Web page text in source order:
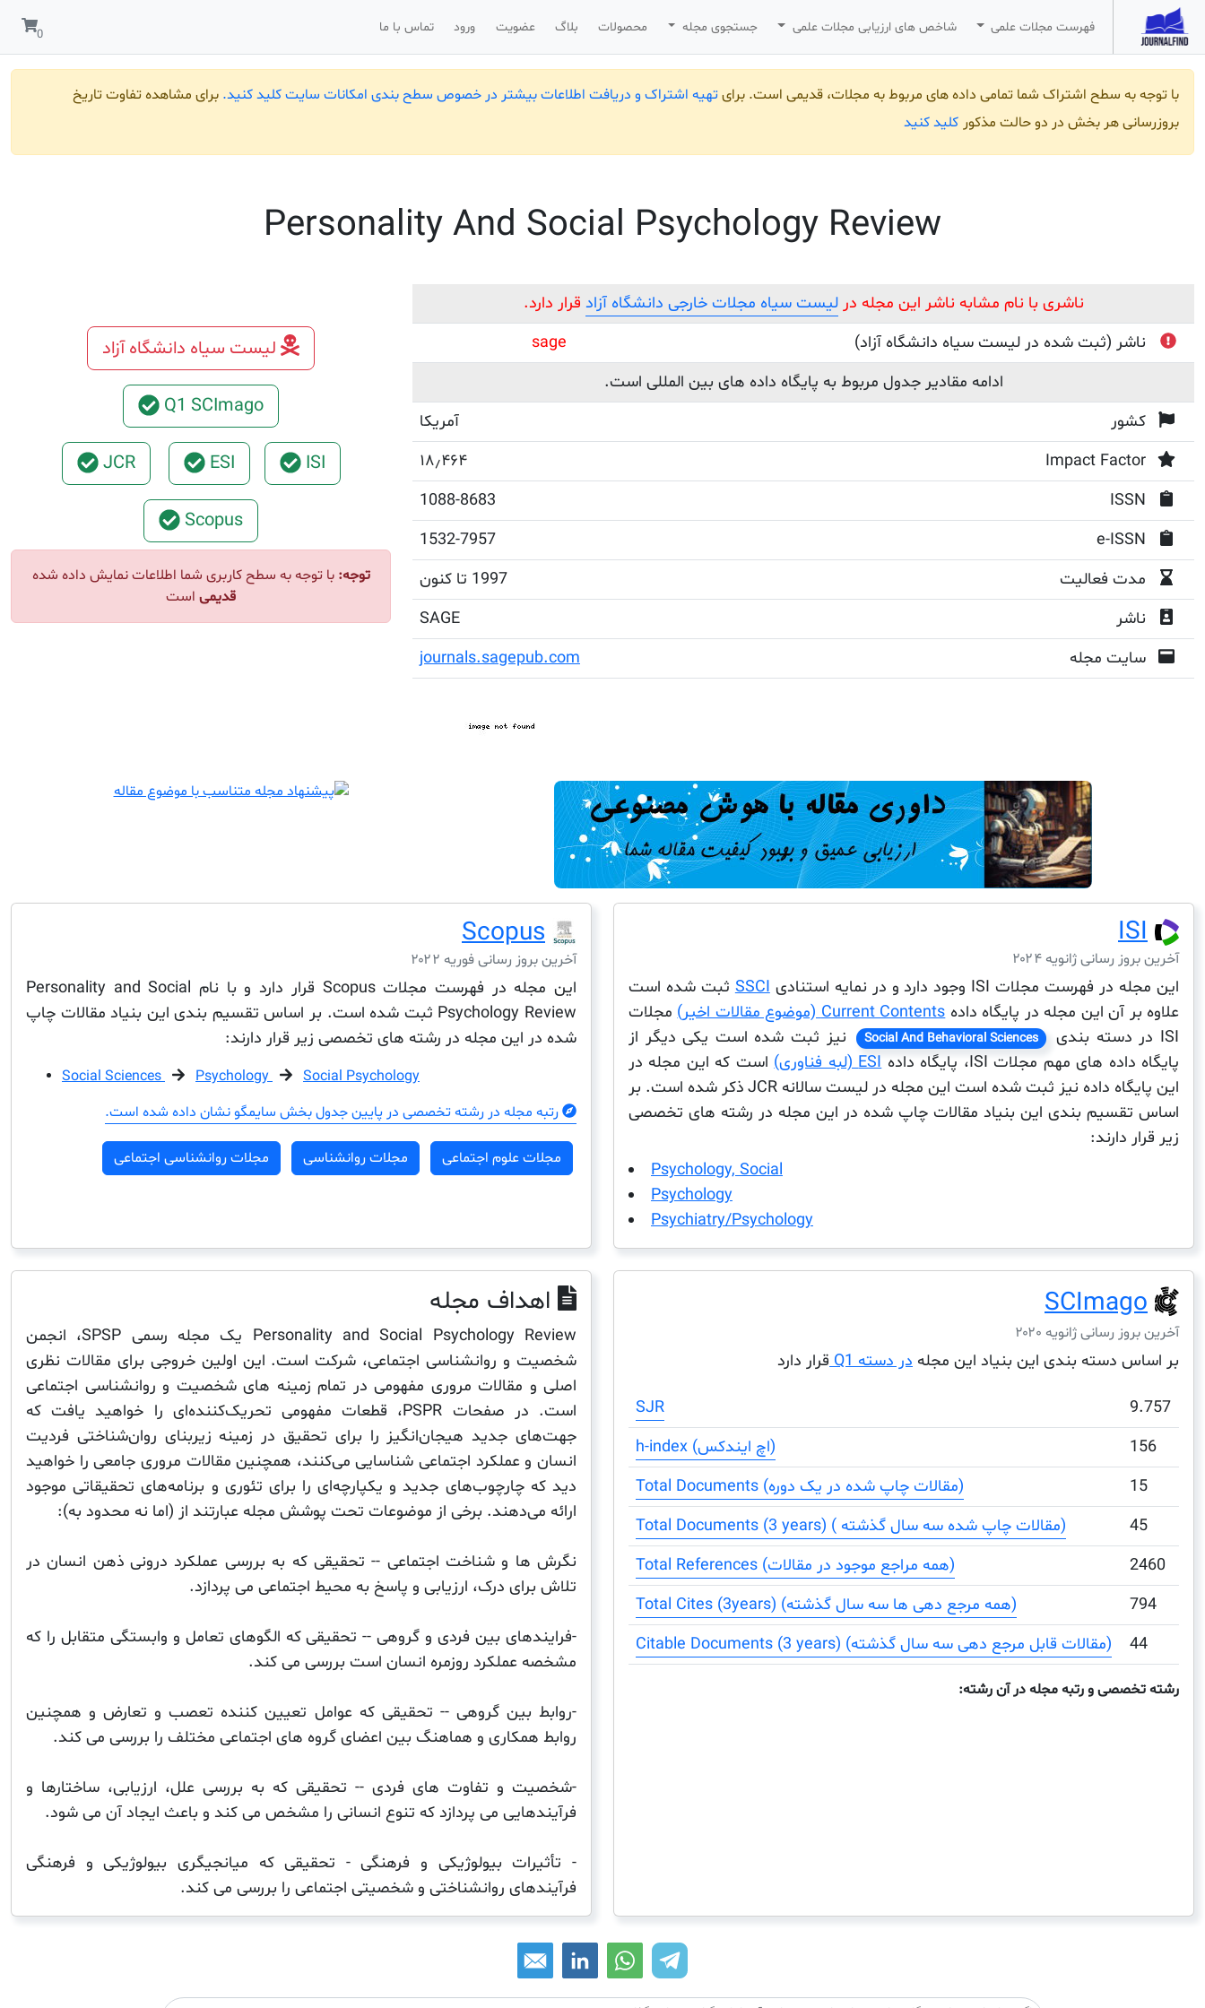
فهرست مجلات علمی شاخص های ارزیابی مجلات علمی جستجوی مجله محصولات بلاگ عضویت ورود تماس با ما
با توجه به سطح اشتراک شما تمامی داده های مربوط به مجلات، قدیمی است. برایتهیه اشتراک و دریافت اطلاعات بیشتر در خصوص سطح بندی امکانات سایت کلید کنید. برای مشاهده تفاوت تاریخ
بروزرسانی هر بخش در دو حالت مذکور کلید کنید
Personality And Social Psychology Review
ناشری با نام مشابه ناشر این مجله درلیست سیاه مجلات خارجی دانشگاه آزاد قرار دارد.
sage
ناشر (ثبت شده در لیست سیاه دانشگاه آزاد)
ادامه مقادیر جدول مربوط به پایگاه داده های بین المللی است.
آمریکا
کشور
۱۸٫۴۶۴
Impact Factor
1088-8683
ISSN
1532-7957
e-ISSN
1997 تا کنون
مدت فعالیت
SAGE
ناشر
journals.sagepub.com
سایت مجله
لیست سیاه دانشگاه آزاد
Q1 SCImago
ISI
ESI
JCR
Scopus
توجه: با توجه به سطح کاربری شما اطلاعات نمایش داده شده
قدیمی است
ISI
آخرین بروز رسانی ژانویه ۲۰۲۴
این مجله در فهرست مجلات ISI وجود دارد و در نمایه استنادی SSCIثبت شده است
علاوه بر آن این مجله در پایگاه دادهCurrent Contents (موضوع مقالات اخیر)
مجلات
ISI در دسته بندی
Social And Behavioral Sciences
نیز ثبت شده است یکی دیگر از
پایگاه داده های مهم مجلات ISI، پایگاه داده
ESI (لبه فناوری)
است که این مجله در
این پایگاه داده نیز ثبت شده است این مجله در لیست سالانه JCR ذکر شده است. بر
اساس تقسیم بندی این بنیاد مقالات چاپ شده در این مجله در رشته های تخصصی
زیر قرار دارند:
Psychology, Social
Psychology
Psychiatry/Psychology
Scopus
آخرین بروز رسانی فوریه ۲۰۲۲
این مجله در فهرست مجلات Scopus قرار دارد و با نام Personality and Social
Psychology Review ثبت شده است. بر اساس تقسیم بندی این بنیاد مقالات چاپ
شده در این مجله در رشته های تخصصی زیر قرار دارند:
Social Sciences Psychology
Social Psychology
رتبه مجله در رشته تخصصی در پایین جدول بخش سایمگو نشان داده شده است.
مجلات علوم اجتماعی مجلات روانشناسی مجلات روانشناسی اجتماعی
SCImago
آخرین بروز رسانی ژانویه ۲۰۲۰
بر اساس دسته بندی این بنیاد این مجله در دسته Q1 قرار دارد
SJR
9.757
h-index (اچ ایندکس)
156
Total Documents (مقالات چاپ شده در یک دوره)
15
Total Documents (3 years) ( مقالات چاپ شده سه سال گذشته)
45
Total References (همه مراجع موجود در مقالات)
2460
Total Cites (3years) (همه مرجع دهی ها سه سال گذشته)
794
Citable Documents (3 years) (مقالات قابل مرجع دهی سه سال گذشته)
44
رشته تخصصی و رتبه مجله در آن رشته:
اهداف مجله
Personality and Social Psychology Review یک مجله رسمی SPSP، انجمن
شخصیت و روانشناسی اجتماعی، شرکت است. این اولین خروجی برای مقالات نظری
اصلی و مقالات مروری مفهومی در تمام زمینه های شخصیت و روانشناسی اجتماعی
است. در صفحات PSPR، قطعات مفهومی تحریک‌کننده‌ای را خواهید یافت که
جهت‌های جدید هیجان‌انگیز را برای تحقیق در زمینه زیربنای روان‌شناختی فردیت
انسان و عملکرد اجتماعی شناسایی می‌کنند، همچنین مقالات مروری جامعی را خواهید
دید که چارچوب‌های جدید و یکپارچه‌ای را برای تئوری و برنامه‌های تحقیقاتی موجود
ارائه می‌دهند. برخی از موضوعات تحت پوشش مجله عبارتند از (اما نه محدود به):
نگرش ها و شناخت اجتماعی -- تحقیقی که به بررسی عملکرد درونی ذهن انسان در
تلاش برای درک، ارزیابی و پاسخ به محیط اجتماعی می پردازد.
-فرایندهای بین فردی و گروهی -- تحقیقی که الگوهای تعامل و وابستگی متقابل را که
مشخصه عملکرد روزمره انسان است بررسی می کند.
-روابط بین گروهی -- تحقیقی که عوامل تعیین کننده تعصب و تعارض و همچنین
روابط همکاری و هماهنگ بین اعضای گروه های اجتماعی مختلف را بررسی می کند.
-شخصیت و تفاوت های فردی -- تحقیقی که به بررسی علل، ارزیابی، ساختارها و
فرآیندهایی می پردازد که تنوع انسانی را مشخص می کند و باعث ایجاد آن می شود.
- تأثیرات بیولوژیکی و فرهنگی - تحقیقی که میانجیگری بیولوژیکی و فرهنگی
فرآیندهای روانشناختی و شخصیتی اجتماعی را بررسی می کند.